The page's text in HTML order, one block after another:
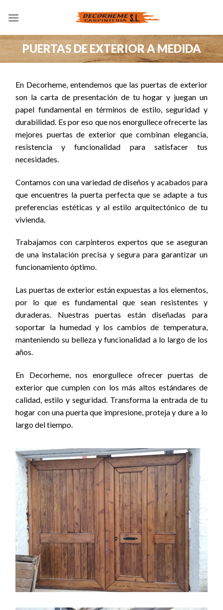
PUERTAS DE EXTERIOR A MEDIDA
En Decorheme, entendemos que las puertas de exterior
son la carta de presentación de tu hogar y juegan un
papel fundamental en términos de estilo, seguridad y
durabilidad. Es por eso que nos enorgullece ofrecerte las
mejores puertas de exterior que combinan elegancia,
resistencia y funcionalidad para satisfacer tus
necesidades.
Contamos con una variedad de diseños y acabados para
que encuentres la puerta perfecta que se adapte a tus
preferencias estéticas y al estilo arquitectónico de tu
vivienda.
Trabajamos con carpinteros expertos que se aseguran
de una instalación precisa y segura para garantizar un
funcionamiento óptimo.
Las puertas de exterior están expuestas a los elementos,
por lo que es fundamental que sean resistentes y
duraderas. Nuestras puertas están diseñadas para
soportar la humedad y los cambios de temperatura,
manteniendo su belleza y funcionalidad a lo largo de los
años.
En Decorheme, nos enorgullece ofrecer puertas de
exterior que cumplen con los más altos estándares de
calidad, estilo y seguridad. Transforma la entrada de tu
hogar con una puerta que impresione, proteja y dure a lo
largo del tiempo.